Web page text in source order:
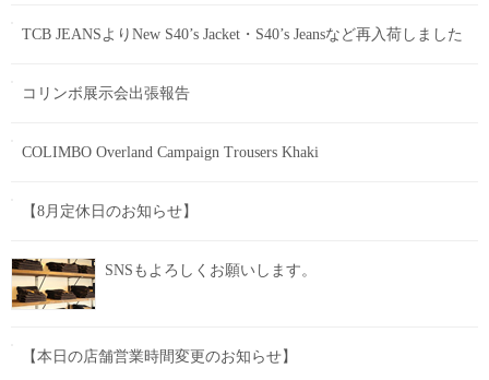
TCB JEANSよりNew S40’s Jacket・S40’s Jeansなど再入荷しました
コリンボ展示会出張報告
COLIMBO Overland Campaign Trousers Khaki
【8月定休日のお知らせ】
SNSもよろしくお願いします。
【本日の店舗営業時間変更のお知らせ】